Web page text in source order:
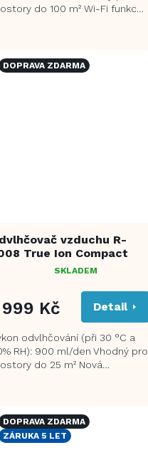
do 100 m² Wi-Fi funkce
DOPRAVA ZDARMA
vzduchu R-
True Ion Compact
SKLADEM
999 Kč Detail
odvlhčování (při 30 °C a
RH): 900 ml/den Vhodný pro
do 25 m² Nová
DOPRAVA ZDARMA
ZÁRUKA 5 LET